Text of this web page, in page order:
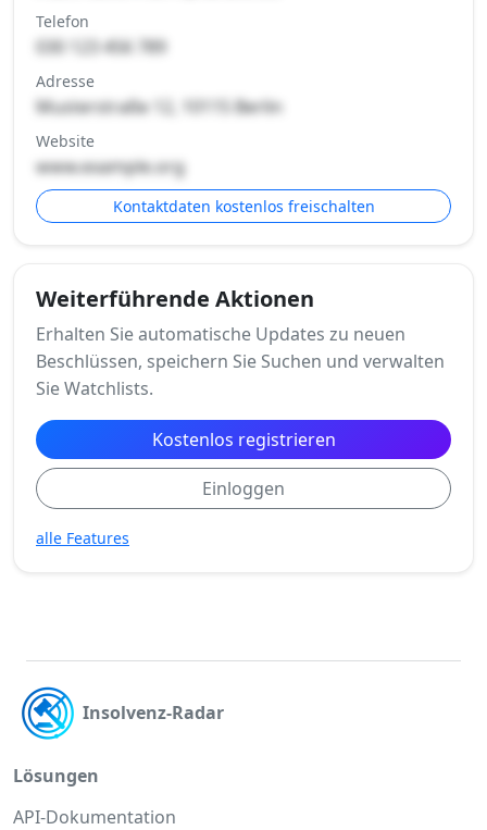
Telefon
030 123 456 789
Adresse
Musterstraße 12, 10115 Berlin
Website
www.example.org
Kontaktdaten kostenlos freischalten
Weiterführende Aktionen
Erhalten Sie automatische Updates zu neuen
Beschlüssen, speichern Sie Suchen und verwalten
Sie Watchlists.
Kostenlos registrieren
Einloggen
alle Features
Insolvenz-Radar
Lösungen
API-Dokumentation